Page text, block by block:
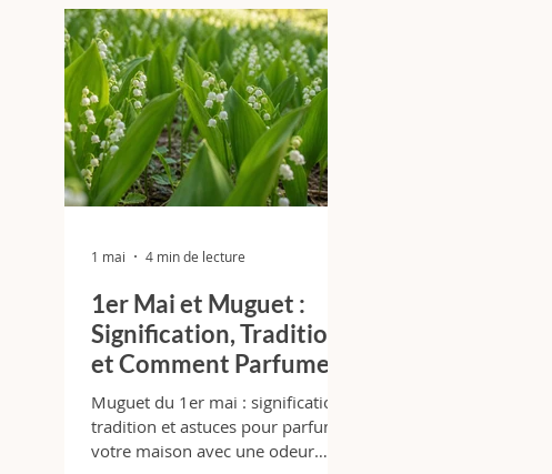
1er Mai et Muguet :
Signification, Tradition
et Comment Parfumer
Votre Maison avec
Élégance
Muguet du 1er mai : signification,
tradition et astuces pour parfumer
votre maison avec une odeur
1 mai 4 min de lecture